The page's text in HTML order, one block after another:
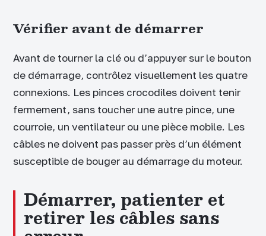
Vérifier avant de démarrer
Avant de tourner la clé ou d’appuyer sur le bouton
de démarrage, contrôlez visuellement les quatre
connexions. Les pinces crocodiles doivent tenir
fermement, sans toucher une autre pince, une
courroie, un ventilateur ou une pièce mobile. Les
câbles ne doivent pas passer près d’un élément
susceptible de bouger au démarrage du moteur.
Démarrer, patienter et
retirer les câbles sans